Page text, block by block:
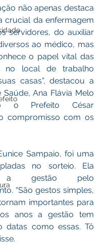
não apenas destaca
crucial da enfermagem
servidores, do auxiliar
ao médico, mas
o papel vital das
no local de trabalho
casas”, destacou a
Saúde, Ana Flávia Melo
o Prefeito César
compromisso com os
Sampaio, foi uma
no sorteio. Ela
a gestão pelo
“São gestos simples,
importantes para
anos a gestão tem
datas como essas. Tô